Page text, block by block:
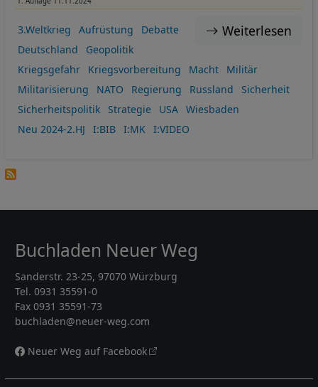
Weiterlesen
3.Weltkrieg Aufrüstung
Debatte
Deutschland
Geopolitik
Kriegsgefahr
Kriegsvorbereitung Macht
Militär
Militarisierung
NATO Regierung Russland
Sicherheit
Sicherheitspolitik
Strategie USA
Wiesbaden
Neu 2024-2.HJ
I:BIB I:MK I:VIDEO
Buchladen Neuer Weg
Sanderstr. 23-25, 97070 Würzburg
Tel. 0931 35591-0
Fax 0931 35591-73
buchladen@neuer-weg.com
Neuer Weg auf Facebook